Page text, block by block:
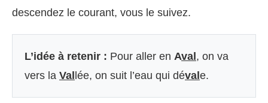
descendez le courant, vous le suivez.
L’idée à retenir : Pour aller en Aval, on va
vers la Vallée, on suit l’eau qui dévale.